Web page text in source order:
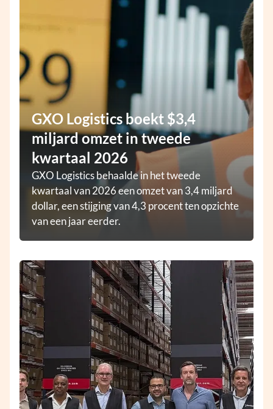
GXO Logistics boekt $3,4
miljard omzet in tweede
kwartaal 2026
GXO Logistics behaalde in het tweede
kwartaal van 2026 een omzet van 3,4 miljard
dollar, een stijging van 4,3 procent ten opzichte
van een jaar eerder.